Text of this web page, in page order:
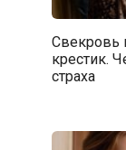
Свекровь
крестик.
страха